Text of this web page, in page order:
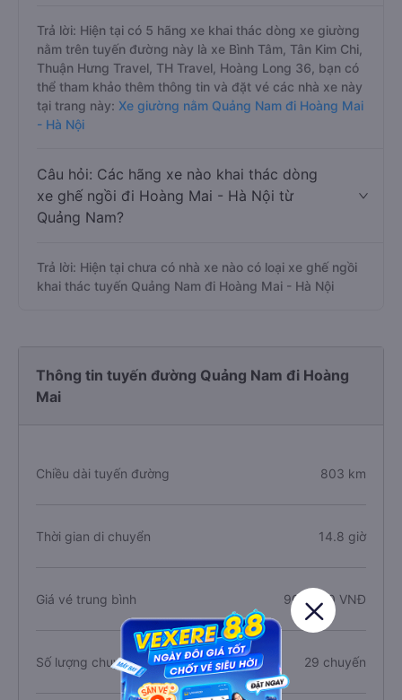
Trả lời: Hiện tại có 5 hãng xe khai thác dòng xe giường
nằm trên tuyến đường này là xe Bình Tâm, Tân Kim Chi,
Thuận Hưng Travel, TH Travel, Hoàng Long 36, bạn có
thể tham khảo thêm thông tin và đặt vé các nhà xe này
tại trang này: Xe giường nằm Quảng Nam đi Hoàng Mai
- Hà Nội
Câu hỏi: Các hãng xe nào khai thác dòng
xe ghế ngồi đi Hoàng Mai - Hà Nội từ
Quảng Nam?
Trả lời: Hiện tại chưa có nhà xe nào có loại xe ghế ngồi
khai thác tuyến Quảng Nam đi Hoàng Mai - Hà Nội
Thông tin tuyến đường Quảng Nam đi Hoàng
Mai
Chiều dài tuyến đường 803 km
Thời gian di chuyển 14.8 giờ
Giá vé trung bình 900.600 VNĐ
Số lượng chuyến xe 29 chuyến